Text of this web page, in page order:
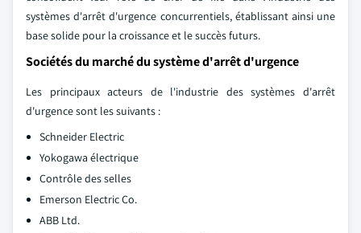
systèmes d'arrêt d'urgence concurrentiels, établissant ainsi une
base solide pour la croissance et le succès futurs.
Sociétés du marché du système d'arrêt d'urgence
Les principaux acteurs de l'industrie des systèmes d'arrêt
d'urgence sont les suivants :
Schneider Electric
Yokogawa électrique
Contrôle des selles
Emerson Electric Co.
ABB Ltd.